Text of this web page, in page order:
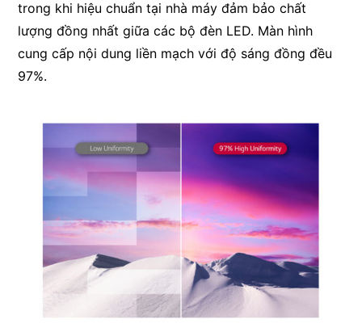
trong khi hiệu chuẩn tại nhà máy đảm bảo chất
lượng đồng nhất giữa các bộ đèn LED. Màn hình
cung cấp nội dung liền mạch với độ sáng đồng đều
97%.